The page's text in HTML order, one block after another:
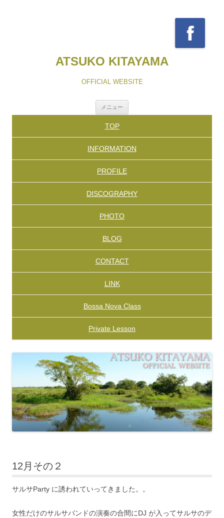
ATSUKO KITAYAMA
OFFICIAL WEBSITE
メニュー
ツ
ス
キ
TOP
INFORMATION
PROFILE
DISCOGRAPHY
PHOTO
BLOG
CONTACT
LINK
Bossa Nova Class
Private Lesson
12月その２
サルサParty に誘われていってきました。。
女性だけのサルサバンドの演奏の合間にDJ が入ってサルサのデ